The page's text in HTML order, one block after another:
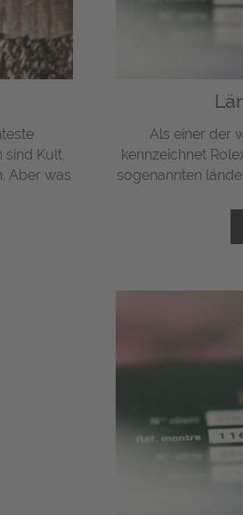
sind Kult,
Aber was
Als einer der
kennzeichnet
sogenannten